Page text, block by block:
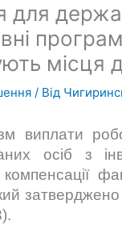
для
місця
/ Від
виплати
осіб з